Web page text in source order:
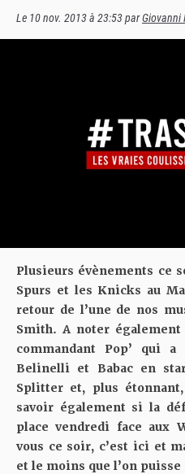
Le 10 nov. 2013 à 23:53parGiovanni
Plusieurs évènements ce
Spurs et les Knicks au
retour de l’une de nos
Smith. A noter
commandant Pop’ qui
Belinelli et Babac en
Splitter et, plus
savoir également si la
place vendredi face aux
vous ce soir, c’est ici et
et le moins que l’on